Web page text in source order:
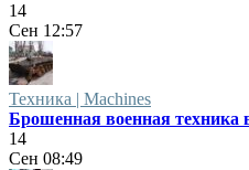
14
Сен 12:57
Техника | Machines
Брошенная военная техника
14
Сен 08:49